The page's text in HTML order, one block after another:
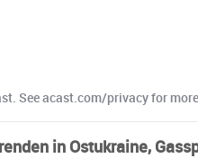
See acast.com/privacy for
in Ostukraine,